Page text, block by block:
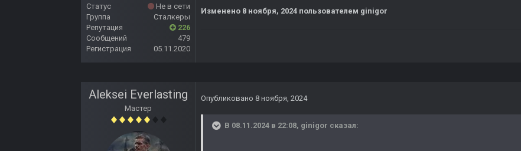
Статус
Не в сети
Группа
Сталкеры
Репутация
226
Сообщений
479
Регистрация
05.11.2020
Изменено 8 ноября, 2024 пользователем ginigor
Aleksei Everlasting
Мастер
Опубликовано 8 ноября, 2024
В 08.11.2024 в 22:08, ginigor сказал: